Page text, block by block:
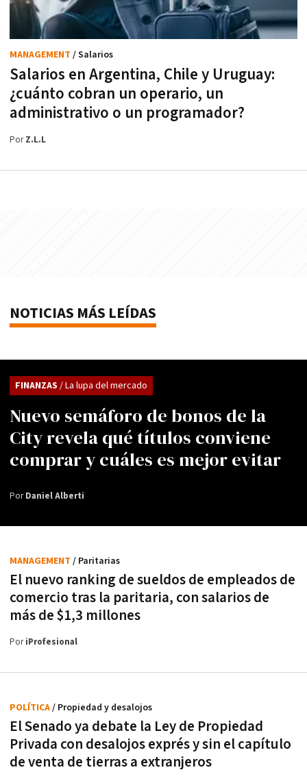
Salarios en Argentina, Chile y Uruguay:
¿cuánto cobran un operario, un
administrativo o un programador?
MANAGEMENT / Salarios
PorZ.L.L
NOTICIAS MÁS LEÍDAS
Nuevo semáforo de bonos de la
City revela qué títulos conviene
comprar y cuáles es mejor evitar
FINANZAS / La lupa del mercado
PorDaniel Alberti
El nuevo ranking de sueldos de empleados de
comercio tras la paritaria, con salarios de
más de $1,3 millones
MANAGEMENT / Paritarias
PoriProfesional
El Senado ya debate la Ley de Propiedad
Privada con desalojos exprés y sin el capítulo
de venta de tierras a extranjeros
POLÍTICA/ Propiedad y desalojos